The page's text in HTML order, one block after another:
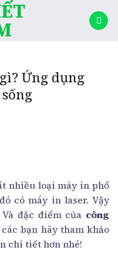
Ứng dụng
nhiều loại máy in phổ
có máy in laser. Vậy
đặc điểm của công
bạn hãy tham khảo
chi tiết hơn nhé!